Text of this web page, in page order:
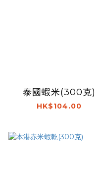
泰國蝦米(300克)
HK$104.00